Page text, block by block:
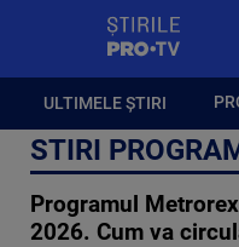
ULTIMELE ȘTIRI
STIRI
Programul
2026. Cum va